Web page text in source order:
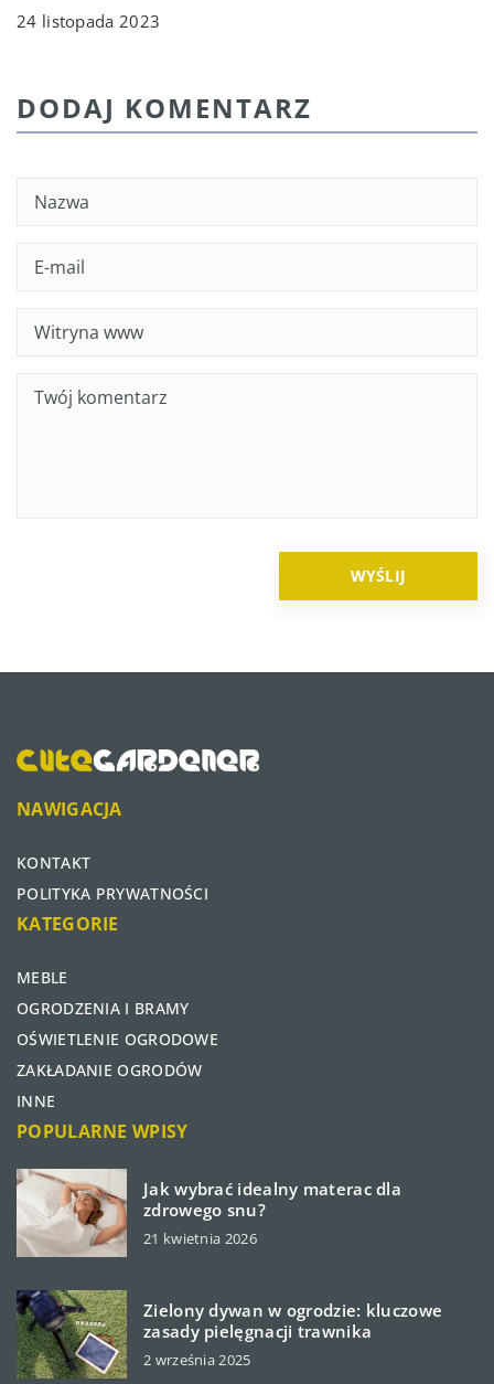
24 listopada 2023
DODAJ KOMENTARZ
NAWIGACJA
KONTAKT
POLITYKA PRYWATNOŚCI
KATEGORIE
MEBLE
OGRODZENIA I BRAMY
OŚWIETLENIE OGRODOWE
ZAKŁADANIE OGRODÓW
INNE
POPULARNE WPISY
Jak wybrać idealny materac dla
zdrowego snu?
21 kwietnia 2026
Zielony dywan w ogrodzie: kluczowe
zasady pielęgnacji trawnika
2 września 2025